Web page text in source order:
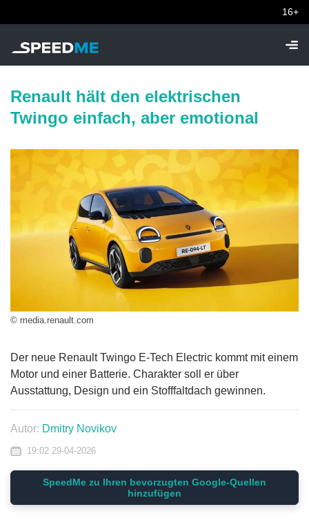
16+
Renault hält den elektrischen
Twingo einfach, aber emotional
© media.renault.com
Der neue Renault Twingo E-Tech Electric kommt mit einem
Motor und einer Batterie. Charakter soll er über
Ausstattung, Design und ein Stofffaltdach gewinnen.
Autor: Dmitry Novikov
19:02 29-04-2026
SpeedMe zu Ihren bevorzugten Google-Quellen
hinzufügen